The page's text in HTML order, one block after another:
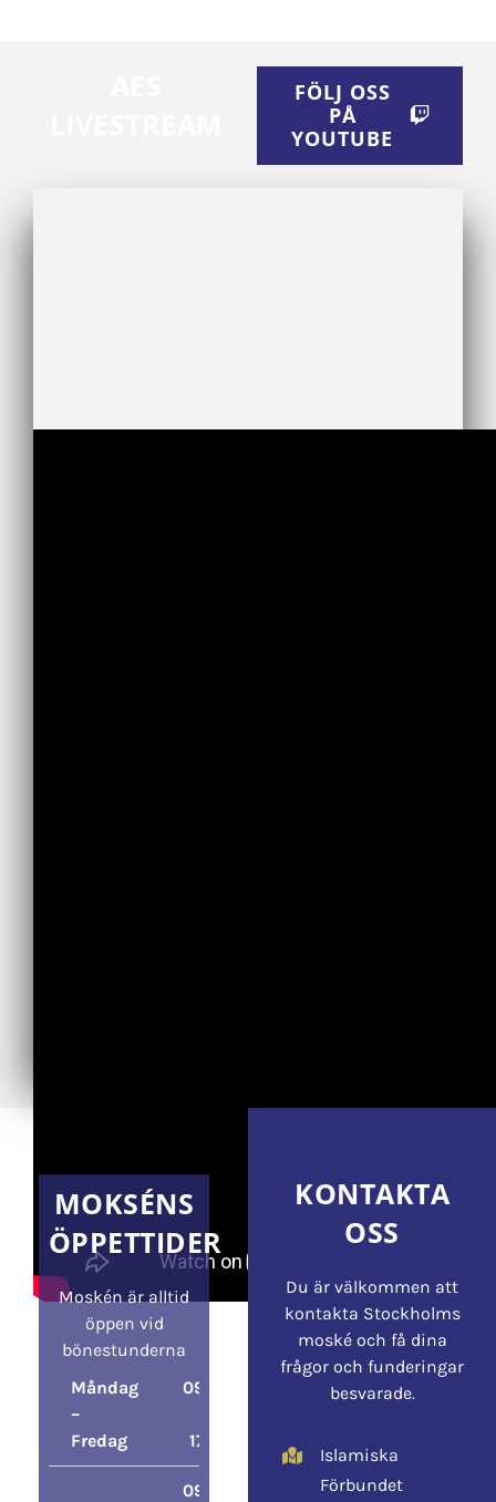
FÖLJ OSS
PÅ
YOUTUBE
MOKSÉNS
ÖPPETTIDER
Moskén är alltid
öppen vid
bönestunderna
Måndag
–
Fredag
09:00
17:00
09:00
KONTAKTA
OSS
Du är välkommen att
kontakta Stockholms
moské och få dina
frågor och funderingar
besvarade.
Islamiska
Förbundet